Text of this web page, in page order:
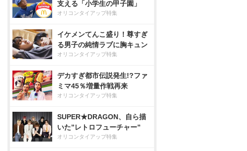
支える「小学生の甲子園」
オリコンタイアップ特集
イケメンてんこ盛り！尊すぎ
る男子の純情ラブに胸キュン
オリコンタイアップ特集
デカすぎ都市伝説発生!?ファ
ミマ45％増量作戦再来
オリコンタイアップ特集
SUPER★DRAGON、自ら描
いた”レトロフューチャー”
オリコンタイアップ特集